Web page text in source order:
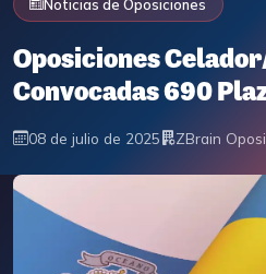
Noticias de Oposiciones
Oposiciones
Convocadas 690
08 de julio de 2025 ZBrain